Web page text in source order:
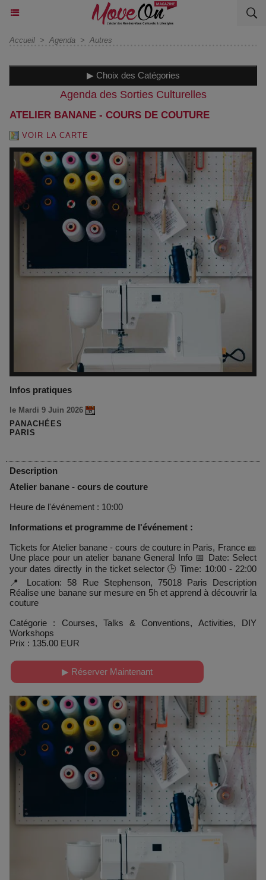
Accueil > Agenda > Autres
▶ Choix des Catégories
Agenda des Sorties Culturelles
ATELIER BANANE - COURS DE COUTURE
VOIR LA CARTE
Infos pratiques
le Mardi 9 Juin 2026
PANACHÉES
PARIS
Description
Atelier banane - cours de couture
Heure de l'événement : 10:00
Informations et programme de l'événement :
Tickets for Atelier banane - cours de couture in Paris, France 🎫
Une place pour un atelier banane General Info 📅 Date: Select
your dates directly in the ticket selector 🕒 Time: 10:00 - 22:00
📍 Location: 58 Rue Stephenson, 75018 Paris Description
Réalise une banane sur mesure en 5h et apprend à découvrir la
couture
Catégorie : Courses, Talks & Conventions, Activities, DIY
Workshops
Prix : 135.00 EUR
▶ Réserver Maintenant